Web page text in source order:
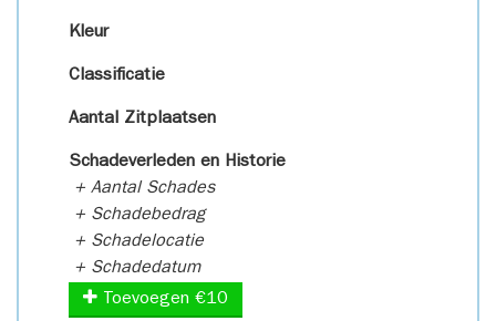
Kleur
Classificatie
Aantal Zitplaatsen
Schadeverleden en Historie
+ Aantal Schades
+ Schadebedrag
+ Schadelocatie
+ Schadedatum
Toevoegen €10